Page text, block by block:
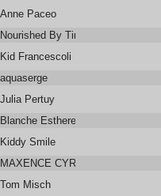
Cahen
Anne Paceo
Nourished By Time
Kid Francescoli
aquaserge
Julia Pertuy
Blanche Esthere
Kiddy Smile
MAXENCE CYRIN
Tom Misch